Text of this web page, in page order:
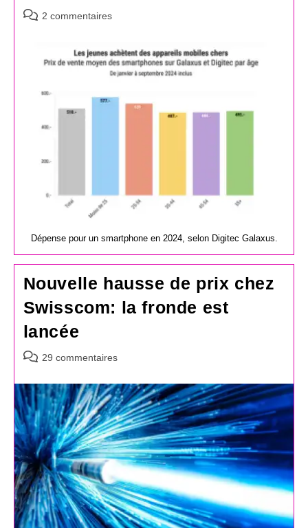
Commentaires
publication :
2 commentaires
Dépense pour un smartphone en 2024, selon Digitec Galaxus.
Nouvelle hausse de prix chez
Swisscom: la fronde est
lancée
Commentaires
la
publication :
29 commentaires